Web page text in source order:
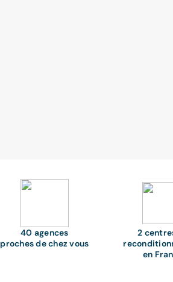
40 agences
proches de chez vous
2
en